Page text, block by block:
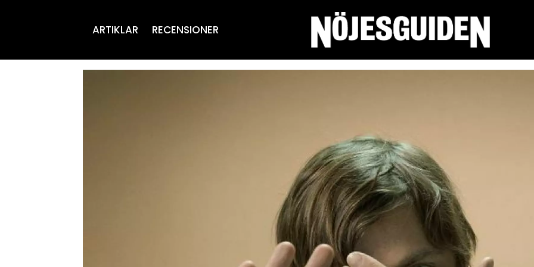
ARTIKLAR RECENSIONER